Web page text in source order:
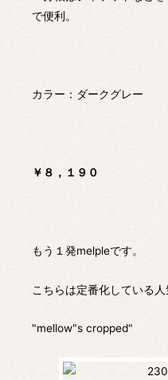
で便利。
カラー：ダークグレー
￥８，１９０
もう１発melpleです。
こちらは定番化している人
"mellow"s cropped"